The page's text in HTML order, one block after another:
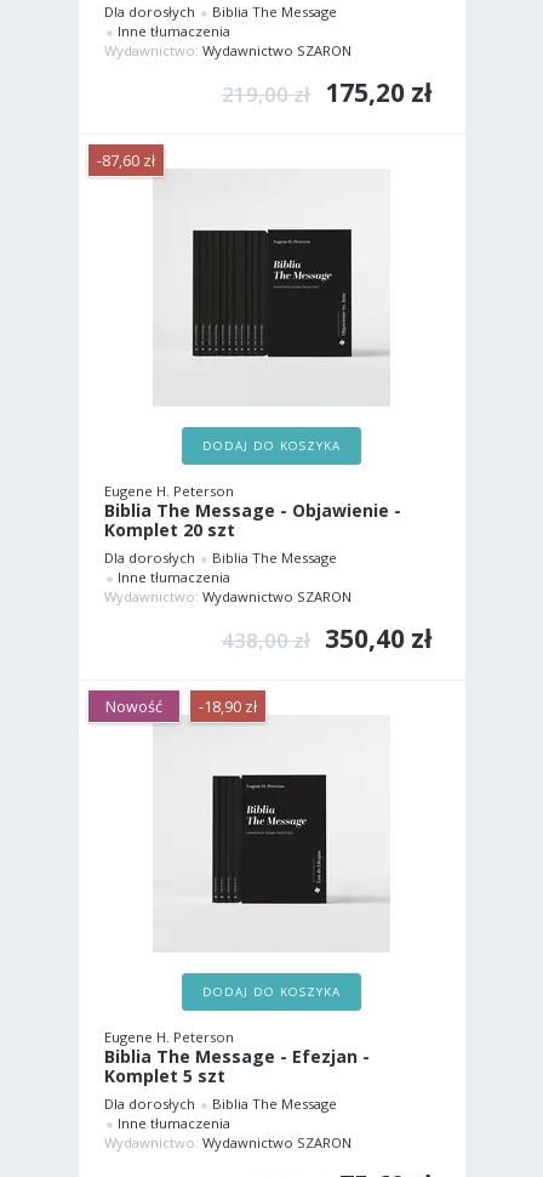
Dla dorosłych
Biblia The Message
Inne tłumaczenia
Wydawnictwo: Wydawnictwo SZARON
219,00 zł 175,20 zł
-87,60 zł
DODAJ DO KOSZYKA
Eugene H. Peterson
Biblia The Message - Objawienie -
Komplet 20 szt
Dla dorosłych
Biblia The Message
Inne tłumaczenia
Wydawnictwo: Wydawnictwo SZARON
438,00 zł 350,40 zł
Nowość -18,90 zł
DODAJ DO KOSZYKA
Eugene H. Peterson
Biblia The Message - Efezjan -
Komplet 5 szt
Dla dorosłych
Biblia The Message
Inne tłumaczenia
Wydawnictwo: Wydawnictwo SZARON